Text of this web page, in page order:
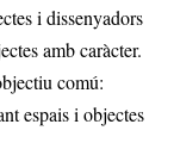
i dissenyadors
amb caràcter.
comú:
espais i objectes